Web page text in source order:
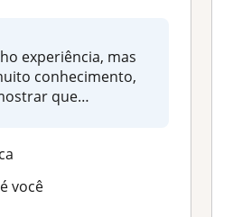
experiência, mas
conhecimento,
que
você